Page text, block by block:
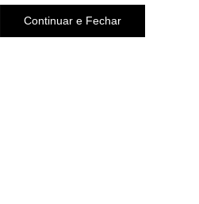
Continuar e Fechar